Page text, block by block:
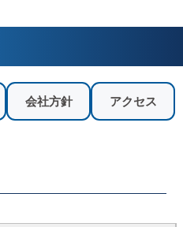
会社方針 アクセス